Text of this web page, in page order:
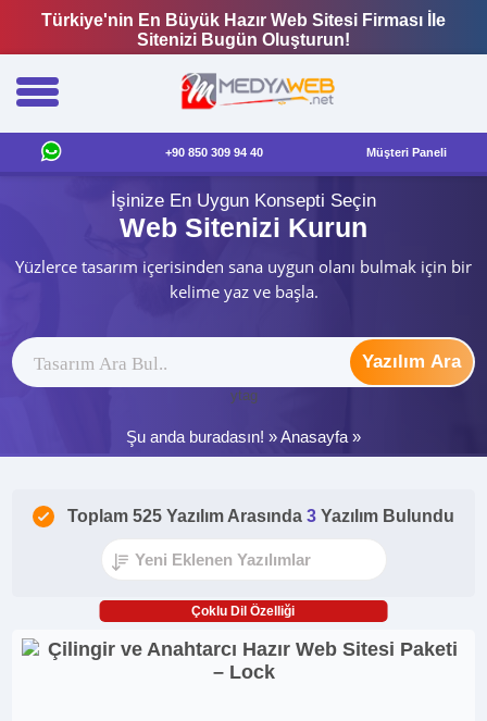
Türkiye'nin En Büyük Hazır Web Sitesi Firması İle
Sitenizi Bugün Oluşturun!
+90 850 309 94 40 Müşteri Paneli
İşinize En Uygun Konsepti Seçin
Web Sitenizi Kurun
Yüzlerce tasarım içerisinden sana uygun olanı bulmak için bir
kelime yaz ve başla.
Yazılım Ara
ytag
Şu anda buradasın! »Anasayfa »
Toplam 525 Yazılım Arasında 3 Yazılım Bulundu
Çoklu Dil Özelliği